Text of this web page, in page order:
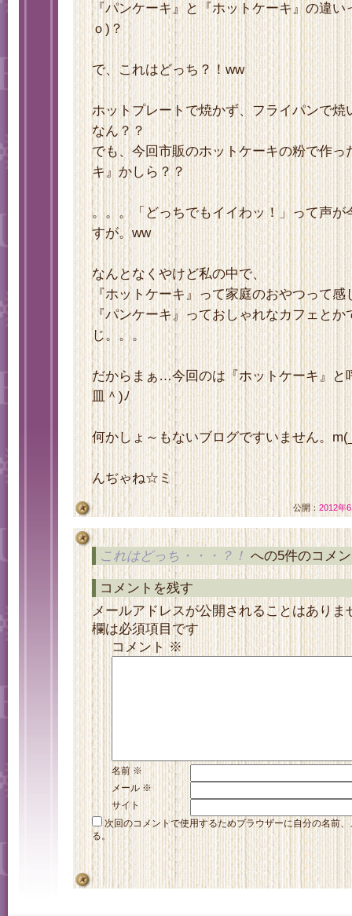
『パンケーキ』と『ホットケーキ』の違
ｏ)？
で、これはどっち？！ww
ホットプレートで焼かず、フライパンで焼
なん？？
でも、今回市販のホットケーキの粉で作
キ』かしら？？
。。。「どっちでもイイわッ！」って声が
すが。ww
なんとなくやけど私の中で、
『ホットケーキ』って家庭のおやつって感
『パンケーキ』っておしゃれなカフェとか
じ。。。
だからまぁ…今回のは『ホットケーキ』
皿＾)ﾉ
何かしょ～もないブログですいません。
んぢゃね☆ミ
公開：2012年
これはどっち・・・？！ への5件のコメ
コメントを残す
メールアドレスが公開されることはありま
欄は必須項目です
コメント※
名前※
メール ※
サイト
次回のコメントで使用するためブラウザーに自分の名前
る。